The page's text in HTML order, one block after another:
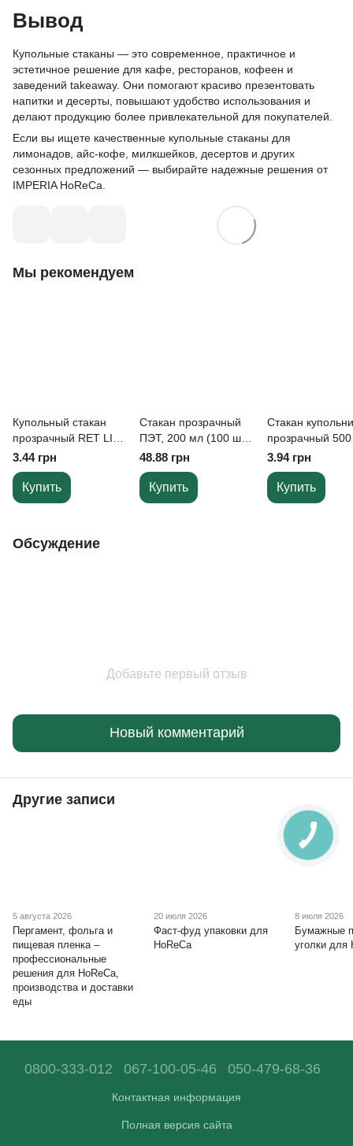
Вывод
Купольные стаканы — это современное, практичное и
эстетичное решение для кафе, ресторанов, кофеен и
заведений takeaway. Они помогают красиво презентовать
напитки и десерты, повышают удобство использования и
делают продукцию более привлекательной для покупателей.
Если вы ищете качественные купольные стаканы для
лимонадов, айс-кофе, милкшейков, десертов и других
сезонных предложений — выбирайте надежные решения от
IMPERIA HoReCa.
Мы рекомендуем
Купольный стакан
прозрачный RET LITE
500 мл (16 oz), d=95
мм
3.44 грн
Купить
Стакан прозрачный
ПЭТ, 200 мл (100 шт/
уп)
48.88 грн
Купить
Стакан
прозрачный
(16 oz), РЕТ,
3.94 грн
Купить
Обсуждение
Добавьте первый отзыв
Новый комментарий
Другие записи
5 августа 2026
Пергамент, фольга и
пищевая пленка –
профессиональные
решения для HoReCa,
производства и доставки
еды
20 июля 2026
Фаст-фуд упаковки для
HoReCa
8 июля 2026
Бумажные
уголки для
0800-333-012 067-100-05-46 050-479-68-36
Контактная информация
Полная версия сайта